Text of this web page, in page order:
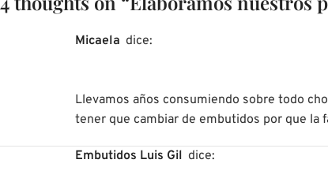
micaela dice:
Llevamos años consumiendo sobre todo
tener que cambiar de embutidos por que la
Embutidos Luis Gil dice: